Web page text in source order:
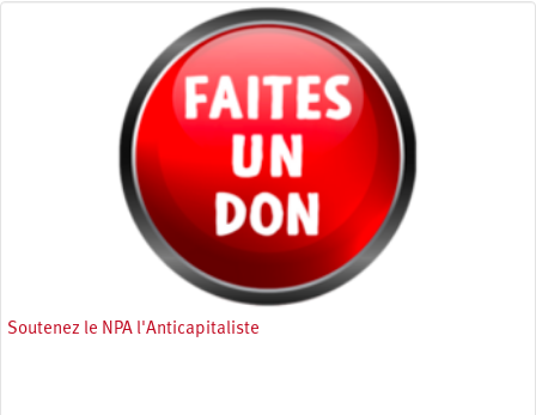
Soutenez le NPA l'Anticapitaliste